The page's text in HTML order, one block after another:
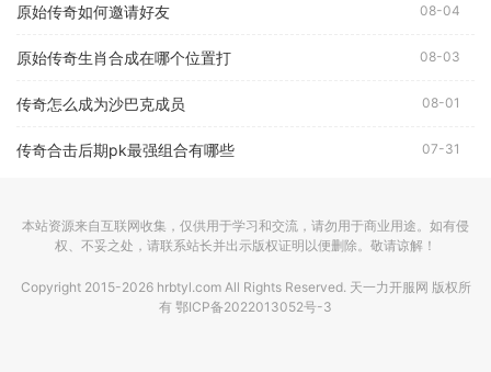
原始传奇如何邀请好友 08-04
原始传奇生肖合成在哪个位置打 08-03
传奇怎么成为沙巴克成员 08-01
传奇合击后期pk最强组合有哪些 07-31
本站资源来自互联网收集，仅供用于学习和交流，请勿用于商业用途。如有侵
权、不妥之处，请联系站长并出示版权证明以便删除。敬请谅解！
Copyright 2015-2026 hrbtyl.com All Rights Reserved. 天一力开服网 版权所
有 鄂ICP备2022013052号-3